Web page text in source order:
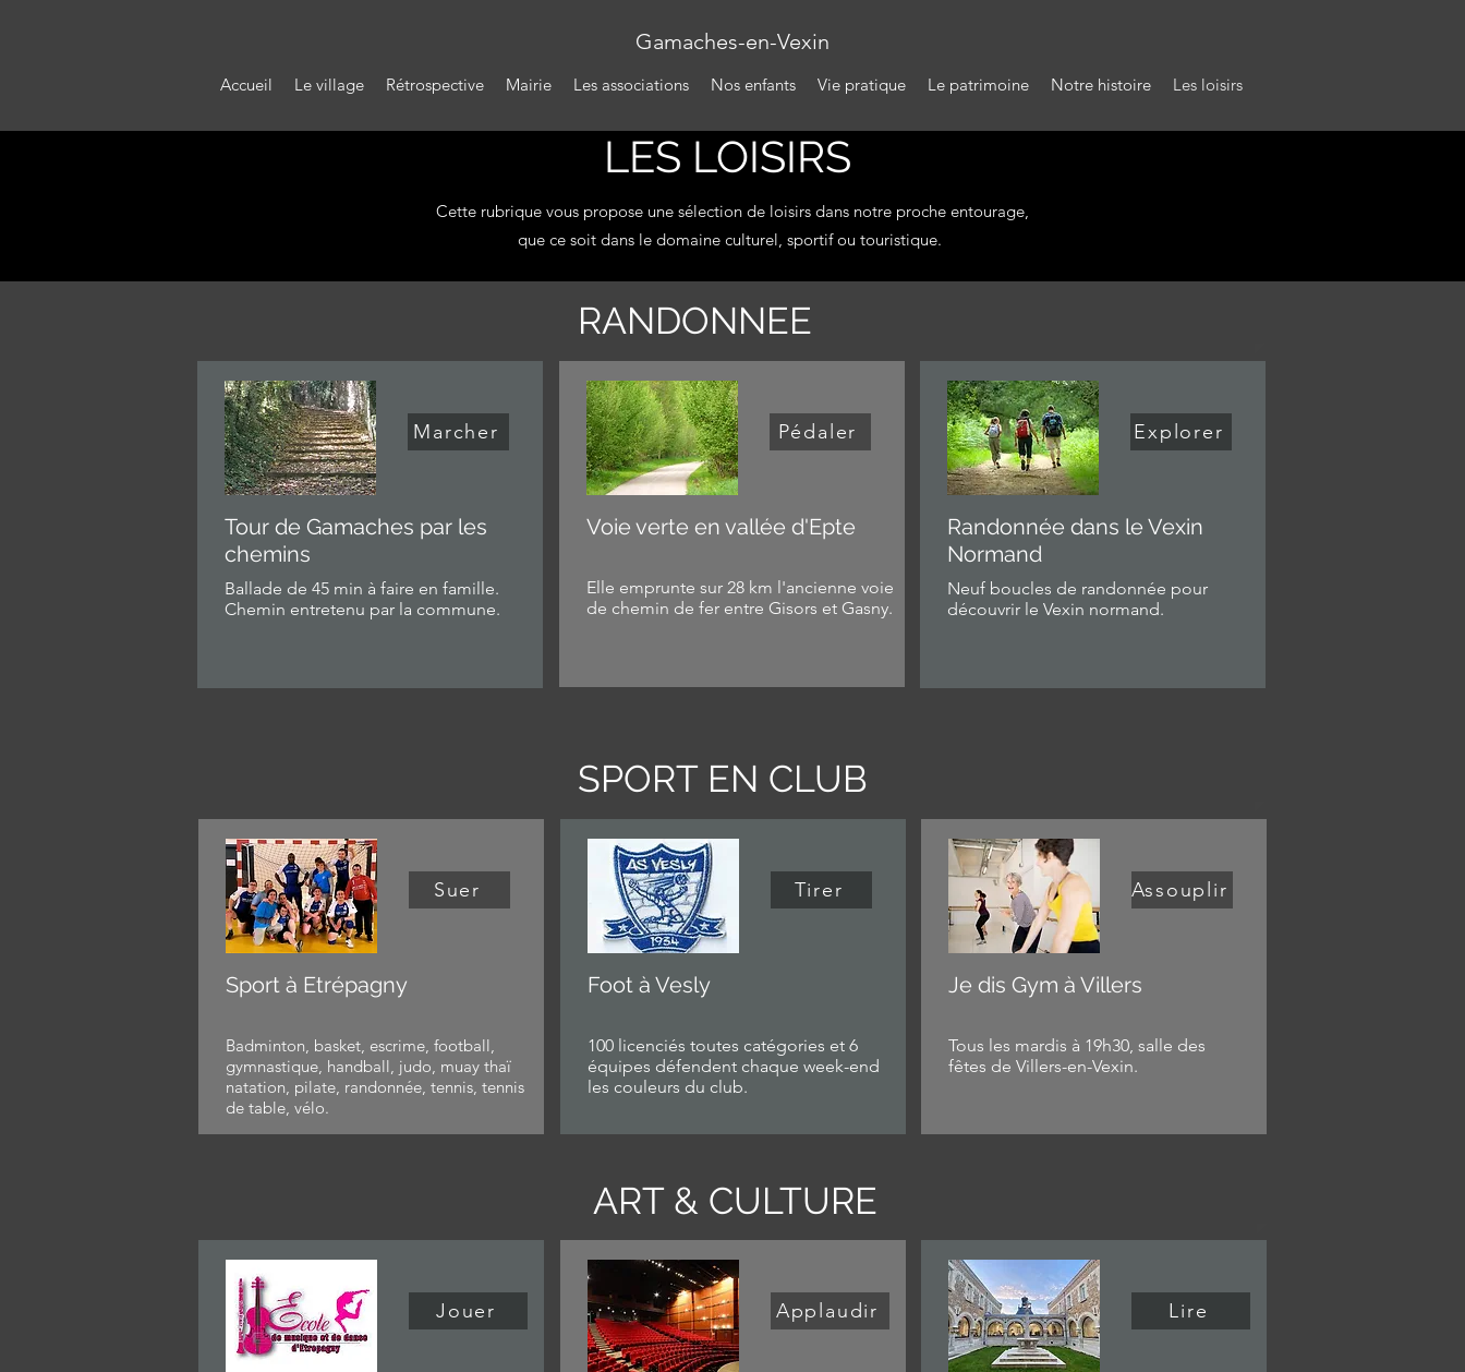
Gamaches-en-Vexin
Accueil Le village Rétrospective Mairie Les associations Nos enfants Vie pratique Le patrimoine Notre histoire Les loisirs
LES LOISIRS
Cette rubrique vous propose une sélection de loisirs dans notre proche entourage,
que ce soit dans le domaine culturel, sportif ou touristique.
RANDONNEE
Marcher
Tour de Gamaches par les
chemins
Ballade de 45 min à faire en famille.
Chemin entretenu par la commune.
Pédaler
Voie verte en vallée d'Epte
Elle emprunte sur 28 km l'ancienne voie
de chemin de fer entre Gisors et Gasny.
Explorer
Randonnée dans le Vexin
Normand
Neuf boucles de randonnée pour
découvrir le Vexin normand.
SPORT EN CLUB
Suer
Sport à Etrépagny
Badminton, basket, escrime, football,
gymnastique, handball, judo, muay thaï
natation, pilate, randonnée, tennis, tennis
de table, vélo.
Tirer
Foot à Vesly
100 licenciés toutes catégories et 6
équipes défendent chaque week-end
les couleurs du club.
Assouplir
Je dis Gym à Villers
Tous les mardis à 19h30, salle des
fêtes de Villers-en-Vexin.
ART & CULTURE
Jouer Applaudir Lire